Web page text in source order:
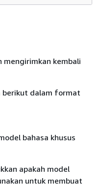
mengirimkan kembali
berikut dalam format
bahasa khusus
apakah model
untuk membuat